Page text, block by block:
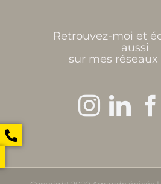
Retrouvez-moi et
aussi
sur mes réseaux